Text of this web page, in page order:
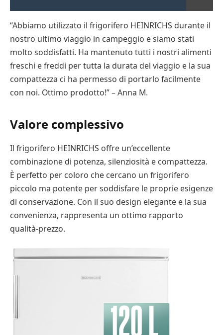
“Abbiamo utilizzato il frigorifero HEINRICHS durante il
nostro ultimo viaggio in campeggio e siamo stati
molto soddisfatti. Ha mantenuto tutti i nostri alimenti
freschi e freddi per tutta la durata del viaggio e la sua
compattezza ci ha permesso di portarlo facilmente
con noi. Ottimo prodotto!” – Anna M.
Valore complessivo
Il frigorifero HEINRICHS offre un’eccellente
combinazione di potenza, silenziosità e compattezza.
È perfetto per coloro che cercano un frigorifero
piccolo ma potente per soddisfare le proprie esigenze
di conservazione. Con il suo design elegante e la sua
convenienza, rappresenta un ottimo rapporto
qualità-prezzo.